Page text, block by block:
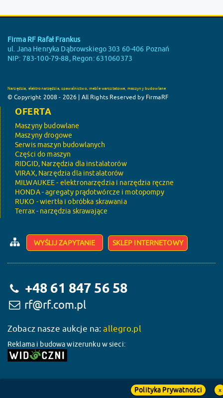
Firma RF Rafał Frankus
ul. Jana Henryka Dąbrowskiego 303 60-406 Poznań
NIP: 783-100-79-88, Regon: 631060373
Narzędzia, elektronarzędzia, spawalnictwo, meble warsztatowe, maszyny budowlane
© Copyright 2008 - 2026 | All Rights Reserved by FirmaRF
OFERTA
Maszyny budowlane
Maszyny drogowe
Serwis maszyn budowlanych
Części do maszyn
RIDGID, Narzędzia dla instalatorów
VIRAX, Narzędzia dla instalatorów
MILWAUKEE - elektronarzędzia i narzędzia ręczne
HONDA - agregaty prądotwórcze i motopompy
RUKO - wiertła i obróbka skrawania
Terrax - narzędzia skrawające
WYŚLIJ ZAPYTANIE SKLEP INTERNETOWY
+48 61 847 56 58
rf@rf.com.pl
Zobacz nasze aukcje na:allegro.pl
Reklama i budowa wizerunku w sieci:
Polityka Prywatności x